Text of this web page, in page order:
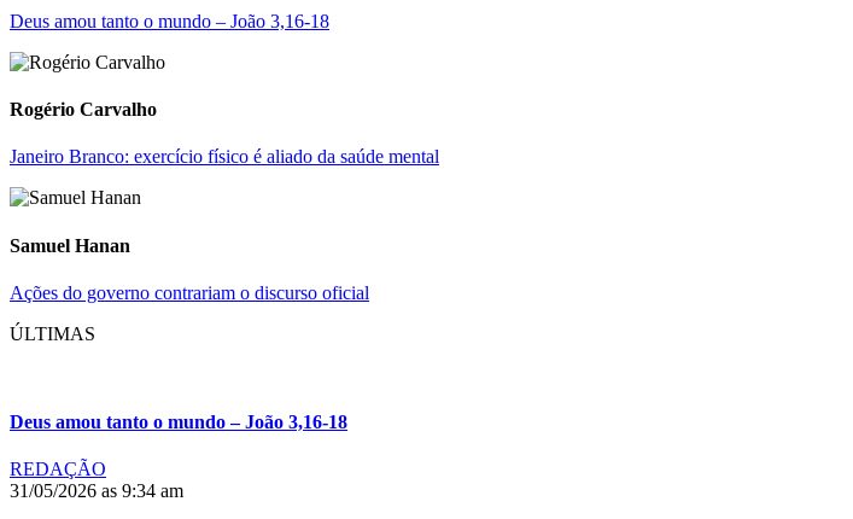
Deus amou tanto o mundo – João 3,16-18
Rogério Carvalho
Janeiro Branco: exercício físico é aliado da saúde mental
Samuel Hanan
Ações do governo contrariam o discurso oficial
ÚLTIMAS
Deus amou tanto o mundo – João 3,16-18
REDAÇÃO
31/05/2026 as 9:34 am